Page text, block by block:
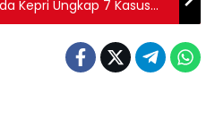
Kepri Ungkap 7 Kasus